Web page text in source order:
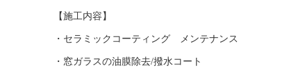
【施工内容】
・セラミックコーティング メンテナンス
・窓ガラスの油膜除去/撥水コート